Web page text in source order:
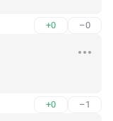
+0 –0
+0 –1